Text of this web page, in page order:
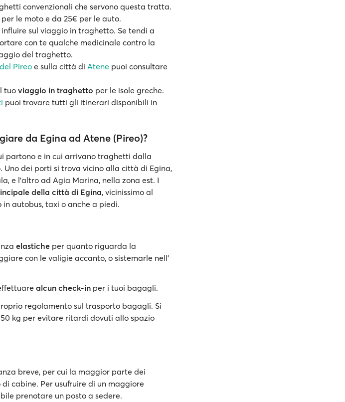
convenzionali che servono questa tratta.
le moto e da 25€ per le auto.
influire sul viaggio in traghetto. Se tendi a
con te qualche medicinale contro la
del traghetto.
Pireo e sulla città di Atene puoi consultare
tuoviaggio in traghetto per le isole greche.
puoi trovare tutti gli itinerari disponibili in
da Egina ad Atene (Pireo)?
partono e in cui arrivano traghetti dalla
dei porti si trova vicino alla città di Egina,
e l'altro ad Agia Marina, nella zona est. I
della città di Egina, vicinissimo al
autobus, taxi o anche a piedi.
elastiche per quanto riguarda la
con le valigie accanto, o sistemarle nell'
alcun check-in per i tuoi bagagli.
regolamento sul trasporto bagagli. Si
kg per evitare ritardi dovuti allo spazio
breve, per cui la maggior parte dei
cabine. Per usufruire di un maggiore
prenotare un posto a sedere.